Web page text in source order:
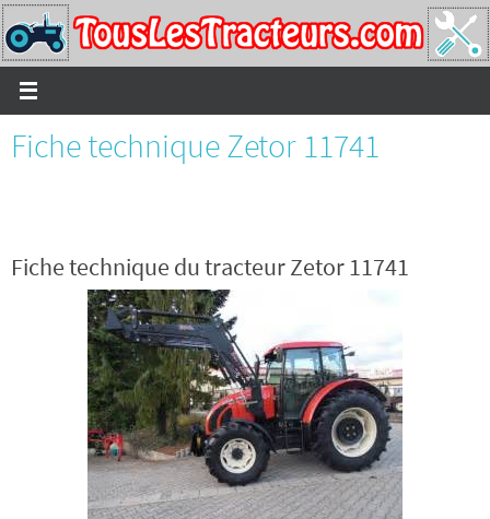
Passer
vers
le
contenu
Fiche technique Zetor 11741
Fiche technique du tracteur Zetor 11741